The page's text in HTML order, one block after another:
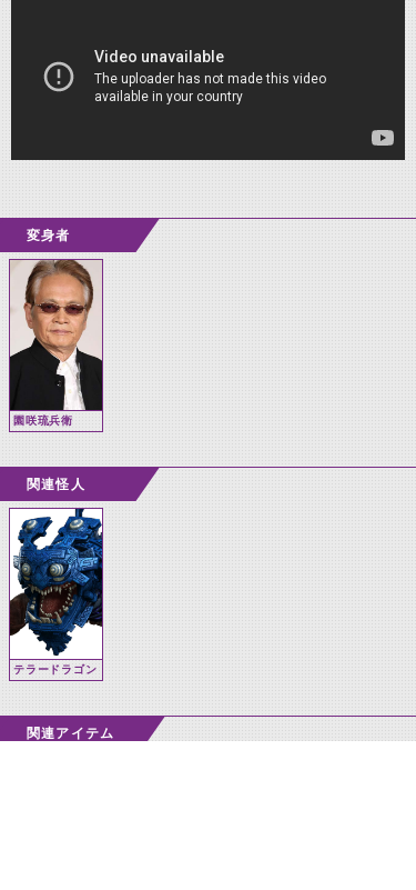
変身者
園咲琉兵衛
関連怪人
テラードラゴン
関連アイテム